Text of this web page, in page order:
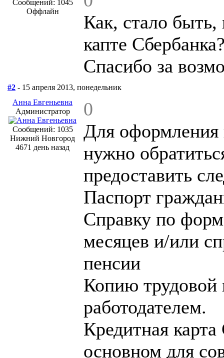
Сообщений: 1045
Оффлайн
Как, стало быть,
капте
Спасибо за
#2 - 15 апреля 2013, понедельник
Анна Евгеньевна
Администратор
Сообщений: 1035
Нижний Новгород
4671 день назад
0
Для оформления
нужно
предоставить
Паспорт
Справку по
месяцев и/или
пенсии
Копию трудовой
работодателем.
Кредитная
основном для